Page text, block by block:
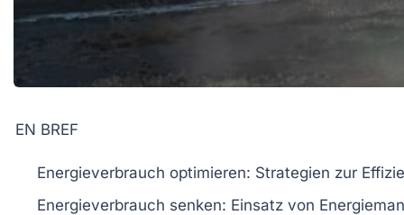
EN BREF
Energieverbrauch optimieren: Strategien zur
Energieverbrauch senken: Einsatz von